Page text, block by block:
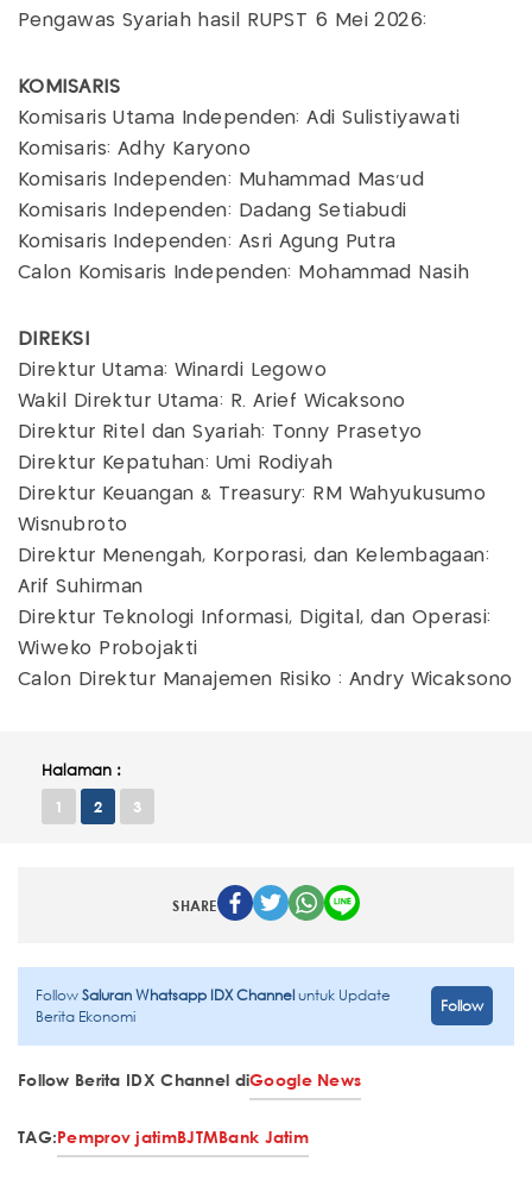
Pengawas Syariah hasil RUPST 6 Mei 2026:
KOMISARIS
Komisaris Utama Independen: Adi Sulistiyawati
Komisaris: Adhy Karyono
Komisaris Independen: Muhammad Mas'ud
Komisaris Independen: Dadang Setiabudi
Komisaris Independen: Asri Agung Putra
Calon Komisaris Independen: Mohammad Nasih
DIREKSI
Direktur Utama: Winardi Legowo
Wakil Direktur Utama: R. Arief Wicaksono
Direktur Ritel dan Syariah: Tonny Prasetyo
Direktur Kepatuhan: Umi Rodiyah
Direktur Keuangan & Treasury: RM Wahyukusumo
Wisnubroto
Direktur Menengah, Korporasi, dan Kelembagaan:
Arif Suhirman
Direktur Teknologi Informasi, Digital, dan Operasi:
Wiweko Probojakti
Calon Direktur Manajemen Risiko : Andry Wicaksono
Halaman :
1 2 3
SHARE
FollowSaluran Whatsapp IDX Channeluntuk Update
Berita Ekonomi
Follow
Follow Berita IDX Channel diGoogle News
TAG:Pemprov jatimBJTMBank Jatim